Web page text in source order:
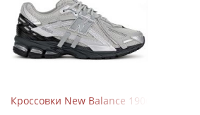
Кроссовки New Balance 1906 Black